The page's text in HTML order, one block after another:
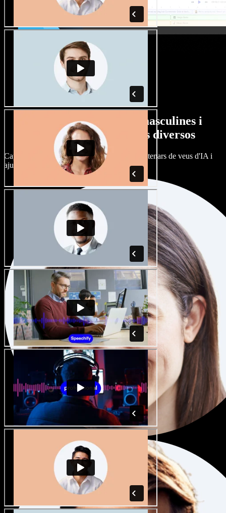
Gran varietat de veus masculines i
femenines amb accents diversos
Cap projecte ha de sonar igual. Tria entre centenars de veus d'IA i
ajusta'n l’accent.